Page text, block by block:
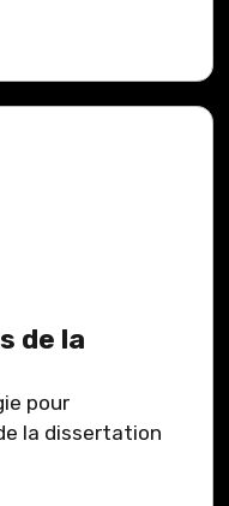
de la
pour
la dissertation